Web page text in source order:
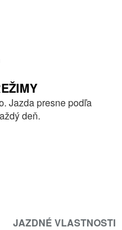
Jazda presne podľa
deň.
JAZDNÉ VLASTNOSTI